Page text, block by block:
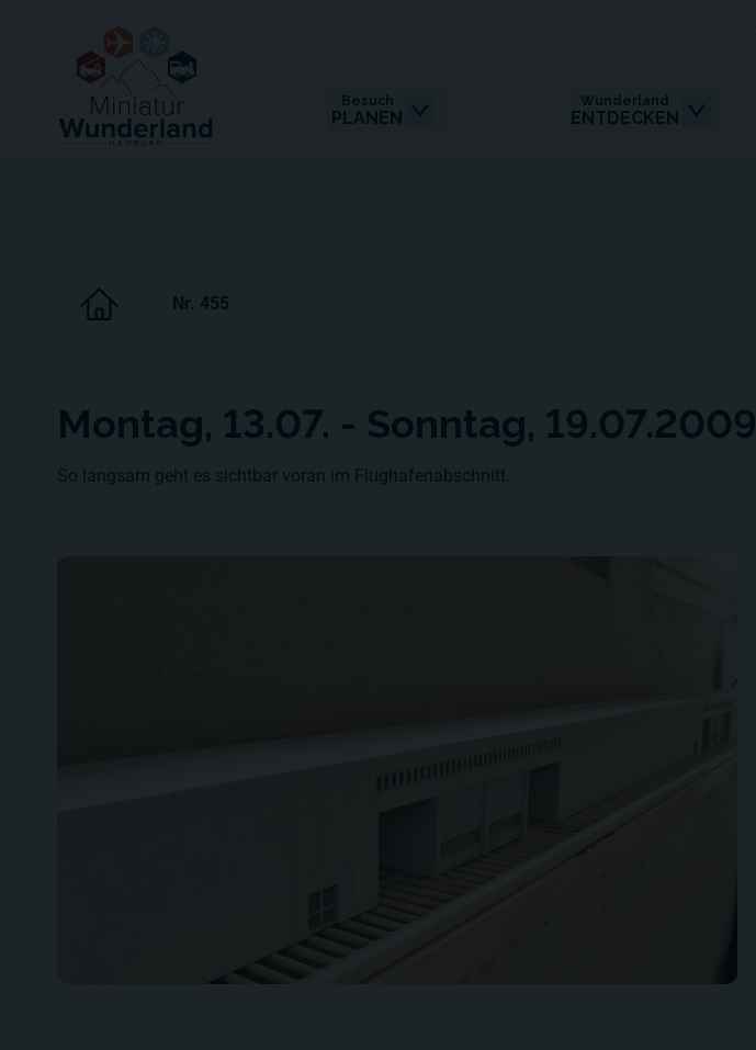
Besuch
PLANEN
Wunderland
ENTDECKEN
Nr. 455
Montag, 13.07. - Sonntag, 19.07.2009
So langsam geht es sichtbar voran im Flughafenabschnitt.